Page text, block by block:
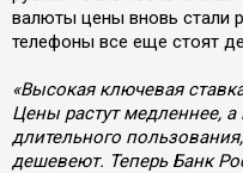
валюты цены вновь стали
телефоны все еще стоят
«Высокая ключевая
Цены растут медленнее,
длительного
дешевеют. Теперь Банк